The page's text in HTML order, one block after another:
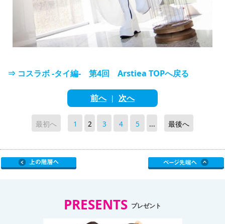
⇒ コスラボ -タイ編- 第4回 Arstiea TOPへ戻る
前へ| 次へ
最初へ 1 2 3 4 5 ... 最後へ
PRESENTS プレゼント